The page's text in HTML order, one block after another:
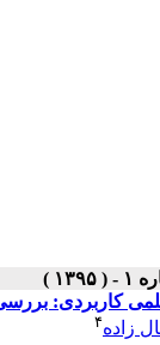
کاربردی: بررسی
زاده۴